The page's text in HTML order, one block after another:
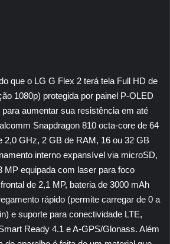
que o LG G Flex 2 terá tela Full HD de
1080p) protegida por painel P-OLED
aumentar sua resistência em até
Snapdragon 810 octa-core de 64
2,0 GHz, 2 GB de RAM, 16 ou 32 GB
interno expansível via microSD,
MP equipada com laser para foco
de 2,1 MP, bateria de 3000 mAh
rápido (permite carregar de 0 a
e suporte para conectividade LTE,
Ready 4.1 e A-GPS/Glonass. Além